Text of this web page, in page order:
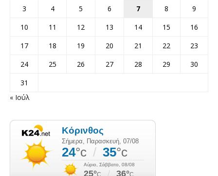
3
4 5 6 7 8
9
10
11 12 13 14 15
16
17
18 19 20 21 22
23
24
25 26 27 28 29
30
31
« Ιούλ